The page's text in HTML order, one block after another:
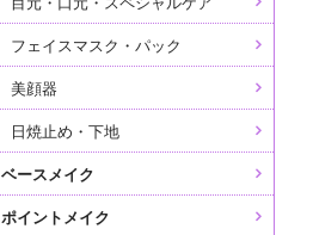
フェイスマスク・パック
美顔器
日焼止め・下地
ベースメイク
ポイントメイク